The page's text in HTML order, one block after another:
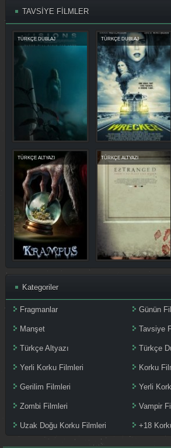
TAVSİYE FİLMLER
TÜRKÇE DUBLAJ TÜRKÇE DUBLAJ
TÜRKÇE ALTYAZI TÜRKÇE ALTYAZI
Kategoriler
Fragmanlar Günün
Manşet Tavsiye
Türkçe Altyazı Türkçe
Yerli Korku Filmleri Korku
Gerilim Filmleri Yerli
Zombi Filmleri Vampir
Uzak Doğu Korku Filmleri +18